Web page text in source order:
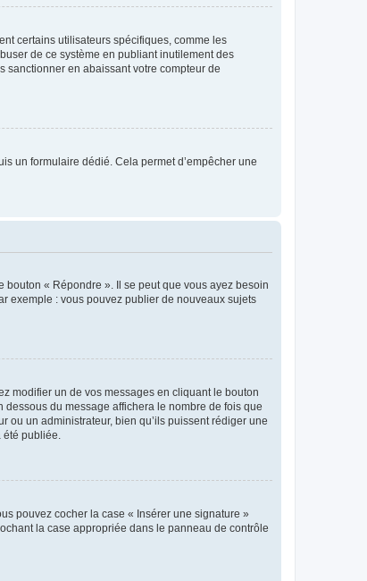
certains utilisateurs spécifiques, comme les
de ce système en publiant inutilement des
sanctionner en abaissant votre compteur de
un formulaire dédié. Cela permet d’empêcher une
« Répondre ». Il se peut que vous ayez besoin
exemple : vous pouvez publier de nouveaux sujets
modifier un de vos messages en cliquant le bouton
du message affichera le nombre de fois que
ou un administrateur, bien qu’ils puissent rédiger une
été publiée.
pouvez cocher la case « Insérer une signature »
la case appropriée dans le panneau de contrôle